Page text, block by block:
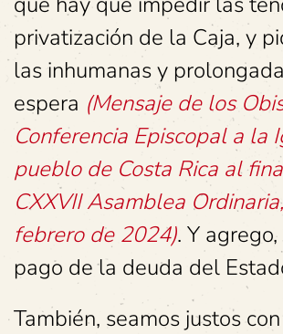
privatización de la Caja, y
las inhumanas y
espera (Mensaje de los
Conferencia Episcopal a la
pueblo de Costa Rica al
CXXVII Asamblea
febrero de 2024). Y
pago de la deuda del
También, seamos justos